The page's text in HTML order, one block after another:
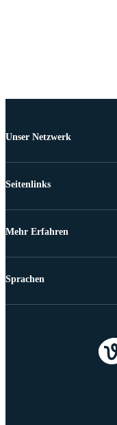
Unser Netzwerk
Seitenlinks
Mehr Erfahren
Sprachen